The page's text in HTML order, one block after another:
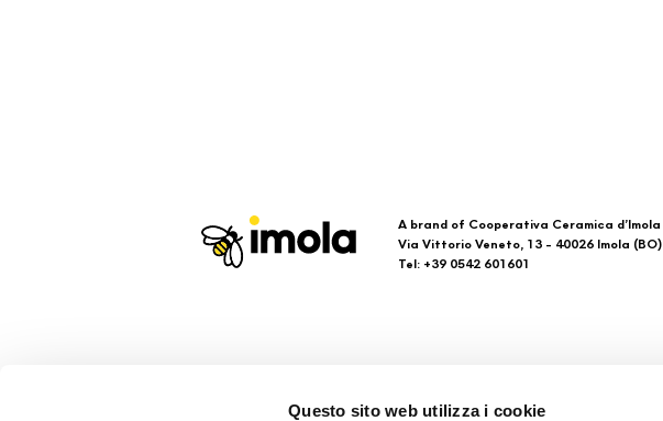
Questo sito web utilizza i cookie
A brand of Cooperativa Ceramica d’Imola
Via Vittorio Veneto, 13 - 40026 Imola (BO)
Tel: +39 0542 601601